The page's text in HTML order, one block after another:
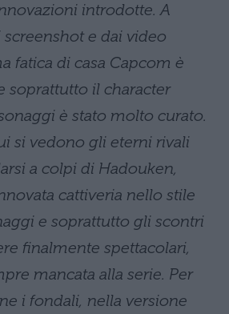
introdotte. A
e dai video
fatica di casa Capcom è
soprattutto il character
è stato molto curato.
si vedono gli eterni rivali
a colpi di Hadouken,
cattiveria nello stile
e soprattutto gli scontri
finalmente spettacolari,
mancata alla serie. Per
i fondali, nella versione